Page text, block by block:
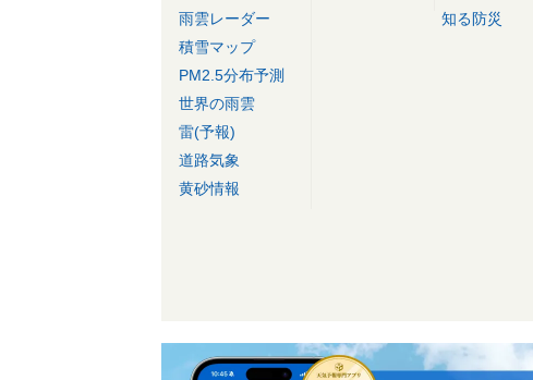
雨雲レーダー
積雪マップ
PM2.5分布予測
世界の雨雲
雷(予報)
道路気象
黄砂情報
知る防災